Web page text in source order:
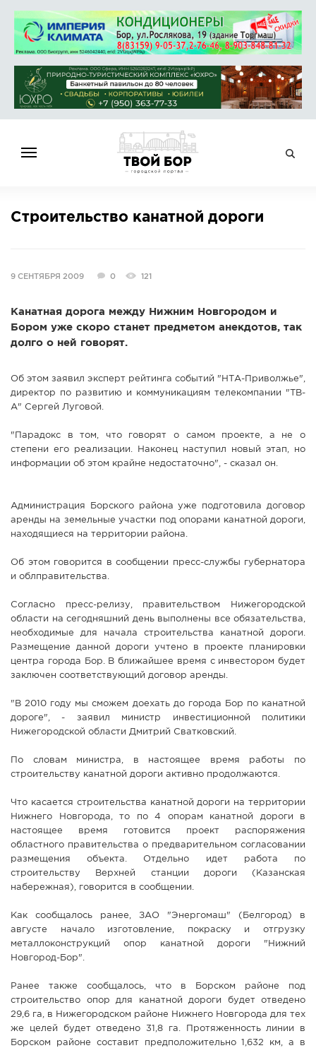
НОВОСТИ
АФИША
СПРАВКА
КОНКУРСЫ
ПРЕДЛОЖИТЬ НОВОСТЬ
ФОТО
Строительство канатной дороги
9 СЕНТЯБРЯ 2009 0 121
Канатная дорога между Нижним Новгородом и
Бором уже скоро станет предметом анекдотов, так
долго о ней говорят.
Об этом заявил эксперт рейтинга событий "НТА-Приволжье",
директор по развитию и коммуникациям телекомпании "ТВ-
А" Сергей Луговой.
"Парадокс в том, что говорят о самом проекте, а не о
степени его реализации. Наконец наступил новый этап, но
информации об этом крайне недостаточно", - сказал он.
Администрация Борского района уже подготовила договор
аренды на земельные участки под опорами канатной дороги,
находящиеся на территории района.
Об этом говорится в сообщении пресс-службы губернатора
и облправительства.
Согласно пресс-релизу, правительством Нижегородской
области на сегодняшний день выполнены все обязательства,
необходимые для начала строительства канатной дороги.
Размещение данной дороги учтено в проекте планировки
центра города Бор. В ближайшее время с инвестором будет
заключен соответствующий договор аренды.
"В 2010 году мы сможем доехать до города Бор по канатной
дороге", - заявил министр инвестиционной политики
Нижегородской области Дмитрий Сватковский.
По словам министра, в настоящее время работы по
строительству канатной дороги активно продолжаются.
Что касается строительства канатной дороги на территории
Нижнего Новгорода, то по 4 опорам канатной дороги в
настоящее время готовится проект распоряжения
областного правительства о предварительном согласовании
размещения объекта. Отдельно идет работа по
строительству Верхней станции дороги (Казанская
набережная), говорится в сообщении.
Как сообщалось ранее, ЗАО "Энергомаш" (Белгород) в
августе начало изготовление, покраску и отгрузку
металлоконструкций опор канатной дороги "Нижний
Новгород-Бор".
Ранее также сообщалось, что в Борском районе под
строительство опор для канатной дороги будет отведено
29,6 га, в Нижегородском районе Нижнего Новгорода для тех
же целей будет отведено 31,8 га. Протяженность линии в
Борском районе составит предположительно 1,632 км, а в